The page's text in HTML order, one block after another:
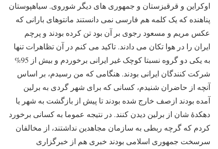
اوکراین و قرقیزستان و جمهوری های دیگر شوروی. سیاهپوستان
پناهنده که یک کلمه هم فارسی نمی دانستند مانتوهای بارانی که
عکس مریم و مسعود رجوی بر آن بود تن کرده بودند و پرچم
ایران را در هوا تکان می دادند. تاکید می کنم در آن تظاهرات تنها
به یکی دو گروه نسبتا کوچک غیر ایرانی برخوردم و بیش از 95%
شرکت کنندگان ایرانی بودند. هنگامی که من رسیدم، بر اساس
آنچه از حاضران شنیدم، کسانی که برای شهر گردی به برلین
آمده بودند ازصف خارج شده بودند تا پیش از بازگشت به شهر یا
دهکدۀ شان از برلین دیدن کنند. در نتیجه عموما به کسانی برخورد
کردم که گرچه ربطی به سازمان مجاهدین نداشتند، از مخالفان
سرسخت جمهوری اسلامی بودند خبری هم از خبرگزاری